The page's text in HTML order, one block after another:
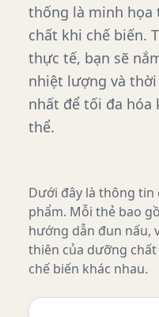
thống là minh họa
chất khi chế biến.
thực tế, bạn sẽ
nhiệt lượng và
nhất để tối đa hóa
thể.
Dưới đây là thông tin
phẩm. Mỗi thẻ bao
hướng dẫn đun nấu,
thiên của dưỡng
chế biến khác nhau.